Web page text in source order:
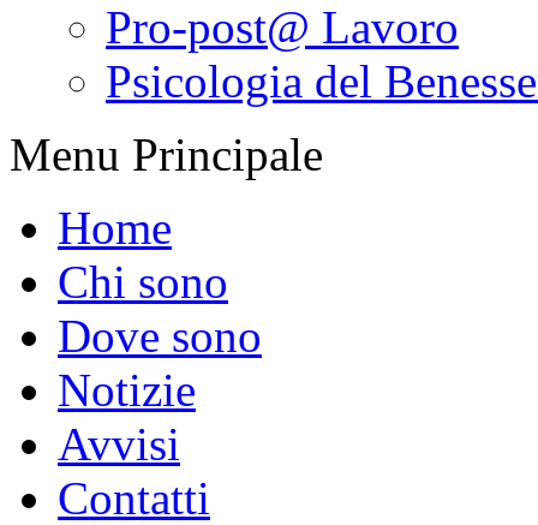
Pro-post@ Lavoro
Psicologia del
Menu Principale
Home
Chi sono
Dove sono
Notizie
Avvisi
Contatti